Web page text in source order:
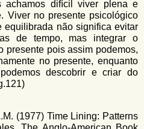
achamos difícil viver plena e
Viver no presente psicológico
equilibrada não significa evitar
de tempo, mas integrar o
presente pois assim podemos,
no presente, enquanto
descobrir e criar do
(1977) Time Lining: Patterns